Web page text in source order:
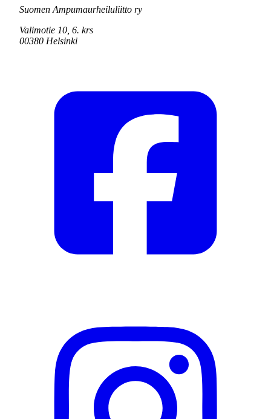
Suomen Ampumaurheiluliitto ry
Valimotie 10, 6. krs
00380 Helsinki